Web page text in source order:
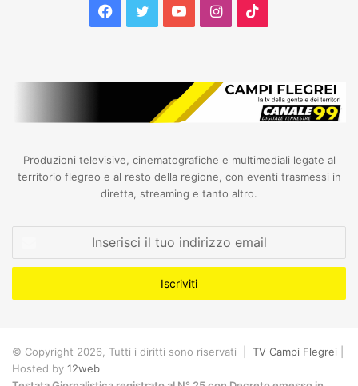
Facebook
TwitterYouTubeInstagram
Produzioni televisive, cinematografiche e multimediali legate al
territorio flegreo e al resto della regione, con eventi trasmessi in
diretta, streaming e tanto altro.
tuo
email
© Copyright 2026, Tutti i diritti sono riservati | TV Campi Flegrei
Hosted by 12web